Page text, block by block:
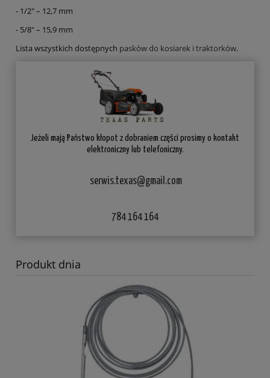
- 1/2" – 12,7 mm
- 5/8" – 15,9 mm
Lista wszystkich dostępnych pasków do kosiarek i traktorków.
Jeżeli mają Państwo kłopot z dobraniem części prosimy o kontakt
elektroniczny lub telefoniczny.
serwis.texas@gmail.com
784 164 164
Produkt dnia